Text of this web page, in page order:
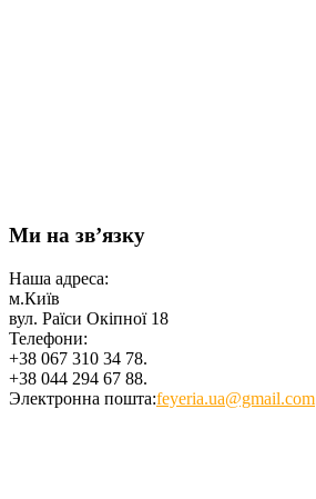
Ми на зв’язку
Наша адреса:
м.Київ
вул. Раїси Окіпної 18
Телефони:
+38 067 310 34 78.
+38 044 294 67 88.
Электронна пошта:feyeria.ua@gmail.com